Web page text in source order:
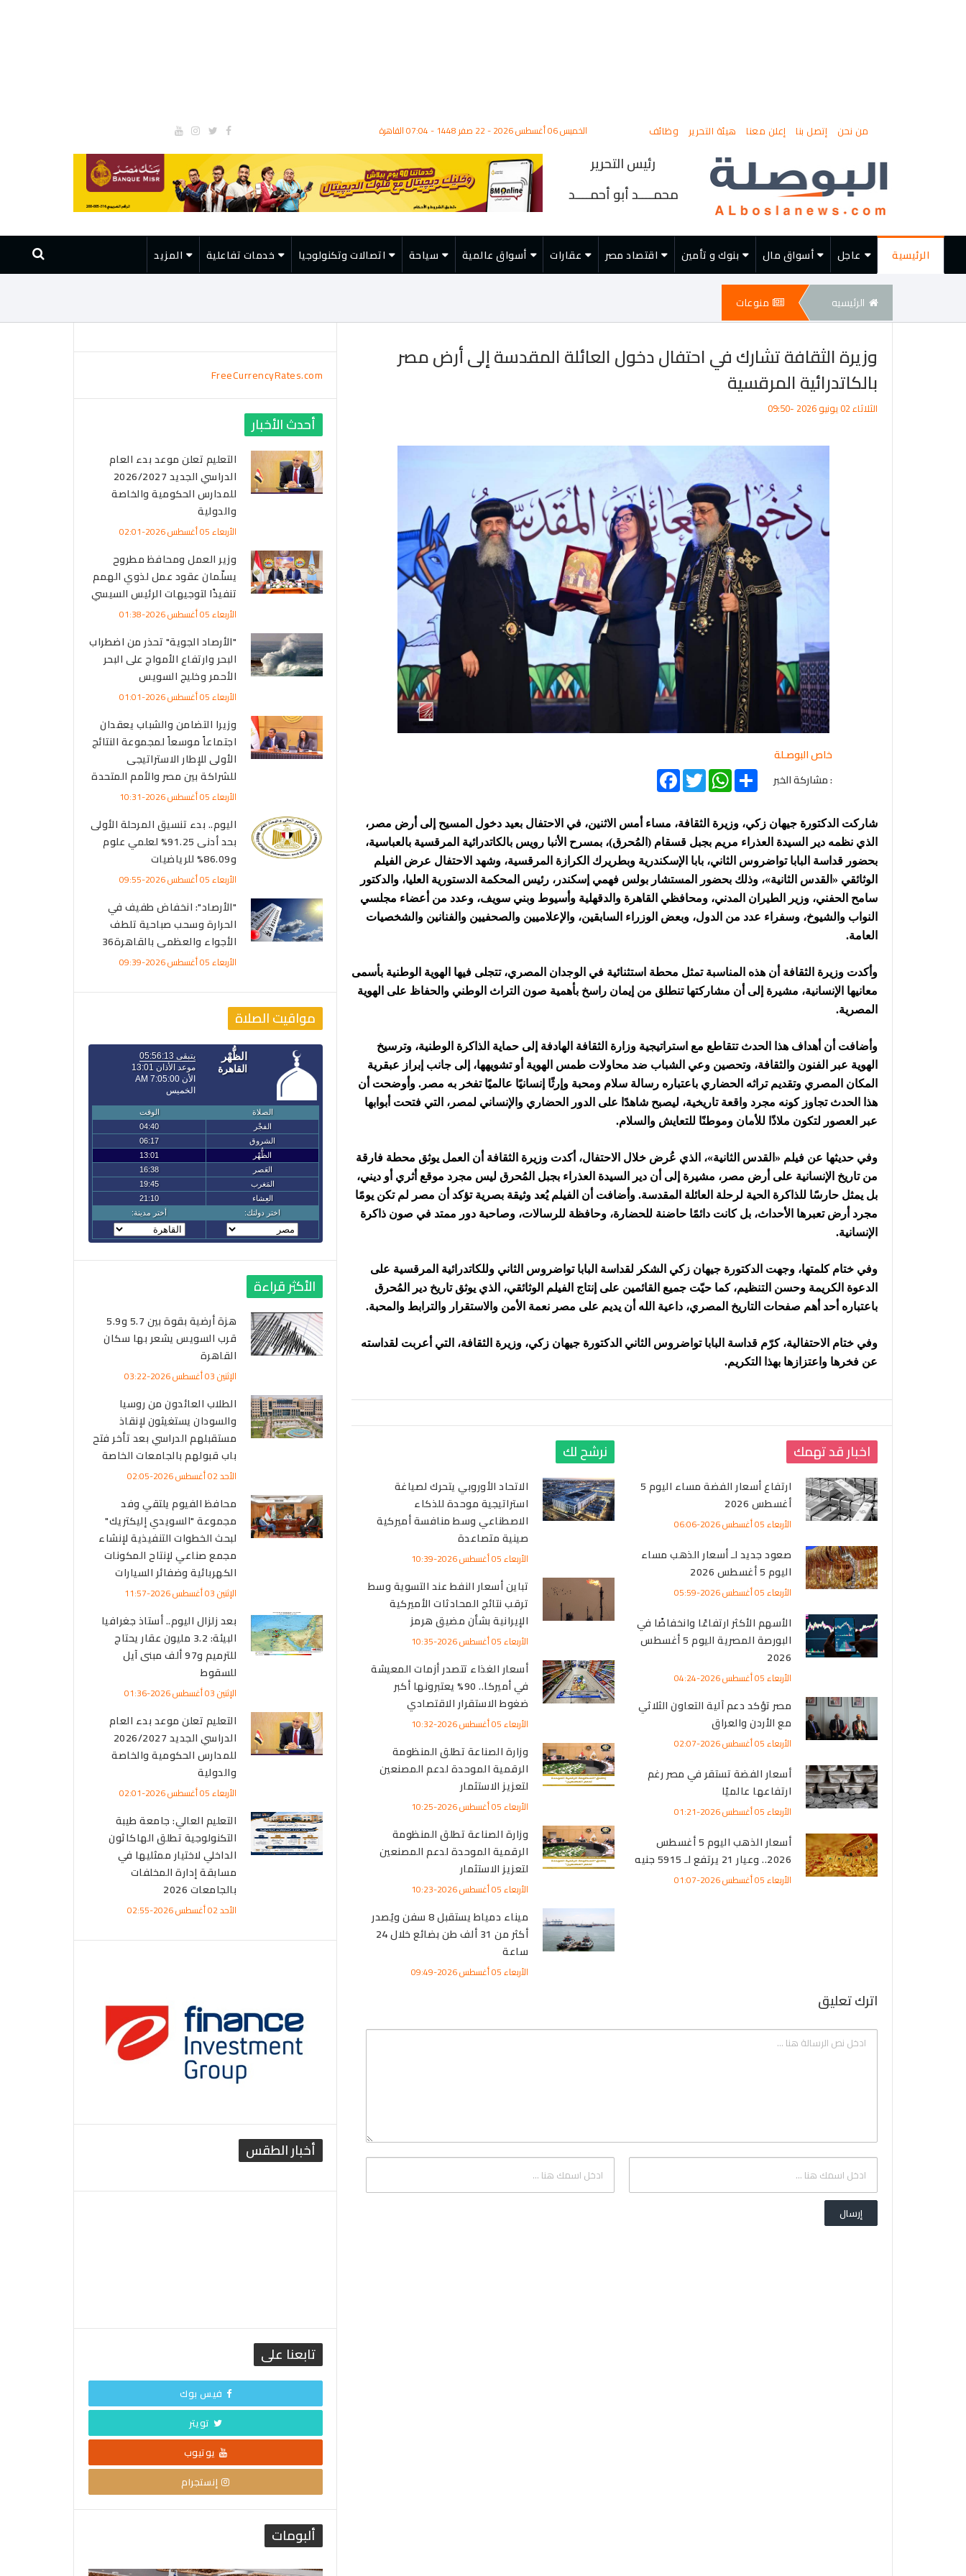
من نحن إتصل بنا إعلن معنا هيئة التحرير وظائف الخميس 06 أغسطس 2026 - 22 صفر 1448 - 07:04 القاهرة
رئيس التحرير
محمــــد أبو أحمــــد
الرئيسية عاجل أسواق مال بنوك و تأمين اقتصاد مصر عقارات أسواق عالمية سياحة اتصالات وتكنولوجيا خدمات تفاعلية المزيد
الرئيسيه منوعات
وزيرة الثقافة تشارك في احتفال دخول العائلة المقدسة إلى أرض مصر
بالكاتدرائية المرقسية
الثلاثاء 02 يونيو 2026 -09:50
خاص البوصـلة
: مشاركة الخبر
FacebookTwitter
WhatsAppShare
شاركت الدكتورة جيهان زكي، وزيرة الثقافة، مساء أمس الاثنين، في الاحتفال بعيد دخول المسيح إلى أرض مصر،
الذي نظمه دير السيدة العذراء مريم بجبل قسقام (المُحرق)، بمسرح الأنبا رويس بالكاتدرائية المرقسية بالعباسية،
بحضور قداسة البابا تواضروس الثاني، بابا الإسكندرية وبطريرك الكرازة المرقسية، وشهد الاحتفال عرض الفيلم
الوثائقي «القدس الثانية»، وذلك بحضور المستشار بولس فهمي إسكندر، رئيس المحكمة الدستورية العليا، والدكتور
سامح الحفني، وزير الطيران المدني، ومحافظي القاهرة والدقهلية وأسيوط وبني سويف، وعدد من أعضاء مجلسي
النواب والشيوخ، وسفراء عدد من الدول، وبعض الوزراء السابقين، والإعلاميين والصحفيين والفنانين والشخصيات
العامة.
وأكدت وزيرة الثقافة أن هذه المناسبة تمثل محطة استثنائية في الوجدان المصري، تتجلى فيها الهوية الوطنية بأسمى
معانيها الإنسانية، مشيرة إلى أن مشاركتها تنطلق من إيمان راسخ بأهمية صون التراث الوطني والحفاظ على الهوية
المصرية.
وأضافت أن أهداف هذا الحدث تتقاطع مع استراتيجية وزارة الثقافة الهادفة إلى حماية الذاكرة الوطنية، وترسيخ
الهوية عبر الفنون والثقافة، وتحصين وعي الشباب ضد محاولات طمس الهوية أو تشويهها، إلى جانب إبراز عبقرية
المكان المصري وتقديم تراثه الحضاري باعتباره رسالة سلام ومحبة وإرثًا إنسانيًا عالميًا تفخر به مصر. وأوضحت أن
هذا الحدث تجاوز كونه مجرد واقعة تاريخية، ليصبح شاهدًا على الدور الحضاري والإنساني لمصر، التي فتحت أبوابها
عبر العصور لتكون ملاذًا للأمان وموطنًا للتعايش والسلام.
وفي حديثها عن فيلم «القدس الثانية»، الذي عُرض خلال الاحتفال، أكدت وزيرة الثقافة أن العمل يوثق محطة فارقة
من تاريخ الإنسانية على أرض مصر، مشيرة إلى أن دير السيدة العذراء بجبل المُحرق ليس مجرد موقع أثري أو ديني،
بل يمثل حارسًا للذاكرة الحية لرحلة العائلة المقدسة. وأضافت أن الفيلم يُعد وثيقة بصرية تؤكد أن مصر لم تكن يومًا
مجرد أرض تعبرها الأحداث، بل كانت دائمًا حاضنة للحضارة، وحافظة للرسالات، وصاحبة دور ممتد في صون ذاكرة
الإنسانية.
وفي ختام كلمتها، وجهت الدكتورة جيهان زكي الشكر لقداسة البابا تواضروس الثاني وللكاتدرائية المرقسية على
الدعوة الكريمة وحسن التنظيم، كما حيّت جميع القائمين على إنتاج الفيلم الوثائقي، الذي يوثق تاريخ دير المُحرق
باعتباره أحد أهم صفحات التاريخ المصري، داعية الله أن يديم على مصر نعمة الأمن والاستقرار والترابط والمحبة.
وفي ختام الاحتفالية، كرّم قداسة البابا تواضروس الثاني الدكتورة جيهان زكي، وزيرة الثقافة، التي أعربت لقداسته
عن فخرها واعتزازها بهذا التكريم.
اخبار قد تهمك
ارتفاع أسعار الفضة مساء اليوم 5
أغسطس 2026
الأربعاء 05 أغسطس 2026-06:06
صعود جديد لـ أسعار الذهب مساء
اليوم 5 أغسطس 2026
الأربعاء 05 أغسطس 2026-05:59
الأسهم الأكثر ارتفاعًا وانخفاضًا في
البورصة المصرية اليوم 5 أغسطس
2026
الأربعاء 05 أغسطس 2026-04:24
مصر تؤكد دعم آلية التعاون الثلاثي
مع الأردن والعراق
الأربعاء 05 أغسطس 2026-02:07
أسعار الفضة تستقر في مصر رغم
ارتفاعها عالميًا
الأربعاء 05 أغسطس 2026-01:21
أسعار الذهب اليوم 5 أغسطس
2026.. وعيار 21 يرتفع لـ 5915 جنيه
الأربعاء 05 أغسطس 2026-01:07
نرشح لك
الاتحاد الأوروبي يتحرك لصياغة
استراتيجية موحدة للذكاء
الاصطناعي وسط منافسة أميركية
صينية متصاعدة
الأربعاء 05 أغسطس 2026-10:39
تباين أسعار النفط عند التسوية وسط
ترقب نتائج المحادثات الأميركية
الإيرانية بشأن مضيق هرمز
الأربعاء 05 أغسطس 2026-10:35
أسعار الغذاء تتصدر أزمات المعيشة
في أميركا.. 90% يعتبرونها أكبر
ضغوط الاستقرار الاقتصادي
الأربعاء 05 أغسطس 2026-10:32
وزارة الصناعة تطلق المنظومة
الرقمية الموحدة لدعم المصنعين
لتعزيز الاستثمار
الأربعاء 05 أغسطس 2026-10:25
وزارة الصناعة تطلق المنظومة
الرقمية الموحدة لدعم المصنعين
لتعزيز الاستثمار
الأربعاء 05 أغسطس 2026-10:23
ميناء دمياط يستقبل 8 سفن ويُصدر
أكثر من 31 ألف طن بضائع خلال 24
ساعة
الأربعاء 05 أغسطس 2026-09:49
اترك تعليق
FreeCurrencyRates.com
أحدث الأخبار
التعليم تعلن موعد بدء العام
الدراسي الجديد 2026/2027
للمدارس الحكومية والخاصة
والدولية
الأربعاء 05 أغسطس 2026-02:01
وزير العمل ومحافظ مطروح
يسلّمان عقود عمل لذوي الهمم
تنفيذًا لتوجيهات الرئيس السيسي
الأربعاء 05 أغسطس 2026-01:38
"الأرصاد الجوية" تحذر من اضطراب
البحر وارتفاع الأمواج على البحر
الأحمر وخليج السويس
الأربعاء 05 أغسطس 2026-01:01
وزيرا التضامن والشباب يعقدان
اجتماعاً موسعاً لمجموعة النتائج
الأولى للإطار الاستراتيجى
للشراكة بين مصر والأمم المتحدة
الأربعاء 05 أغسطس 2026-10:31
اليوم.. بدء تنسيق المرحلة الأولى
بحد أدنى 91.25% لعلمي علوم
و86.09% للرياضيات
الأربعاء 05 أغسطس 2026-09:55
"الأرصاد": انخفاض طفيف في
الحرارة وسحب صباحية تلطف
الأجواء والعظمى بالقاهرة36
الأربعاء 05 أغسطس 2026-09:39
مواقيت الصلاة
الأكثر قراءة
هزة أرضية بقوة بين 5.7 و5.9
قرب السويس يشعر بها سكان
القاهرة
الإثنين 03 أغسطس 2026-03:22
الطلاب العائدون من روسيا
والسودان يستغيثون لإنقاذ
مستقبلهم الدراسي بعد تأخر فتح
باب قبولهم بالجامعات الخاصة
الأحد 02 أغسطس 2026-02:05
محافظ الفيوم يلتقي وفد
مجموعة "السويدي إليكتريك"
لبحث الخطوات التنفيذية لإنشاء
مجمع صناعي لإنتاح المكونات
الكهربائية وضفائر السيارات
الإثنين 03 أغسطس 2026-11:57
بعد زلزال اليوم.. أستاذ جغرافيا
البيئة: 3.2 مليون عقار يحتاج
للترميم و97 ألف مبنى آيل
للسقوط
الإثنين 03 أغسطس 2026-01:36
التعليم تعلن موعد بدء العام
الدراسي الجديد 2026/2027
للمدارس الحكومية والخاصة
والدولية
الأربعاء 05 أغسطس 2026-02:01
التعليم العالي: جامعة طيبة
التكنولوجية تطلق الهاكاثون
الداخلي لاختيار ممثليها في
مسابقة إدارة المخلفات
بالجامعات 2026
الأحد 02 أغسطس 2026-02:55
أخبار الطقس
تابعنا على
فيس بوك
تويتر
يوتيوب
إنستجرام
ألبومات